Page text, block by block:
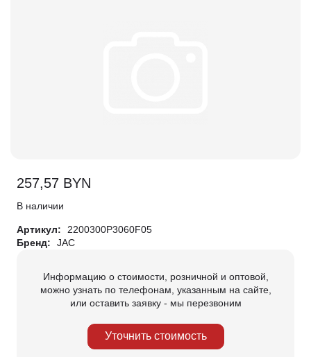
257,57 BYN
В наличии
Артикул:
2200300P3060F05
Бренд:
JAC
Информацию о стоимости, розничной и оптовой,
можно узнать по телефонам, указанным на сайте,
или оставить заявку - мы перезвоним
Уточнить стоимость